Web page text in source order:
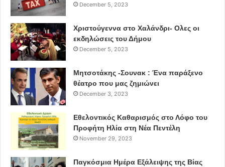
December 5, 2023
Χριστούγεννα στο Χαλάνδρι- Ολες οι
εκδηλώσεις του Δήμου
December 5, 2023
Μητσοτάκης -Σουνακ : Ένα παράξενο
θέατρο που μας ζημιώνει
December 3, 2023
Εθελοντικός Καθαρισμός στο Λόφο του
Προφήτη Ηλία στη Νέα Πεντέλη
November 29, 2023
Παγκόσμια Ημέρα Εξάλειψης της Βίας